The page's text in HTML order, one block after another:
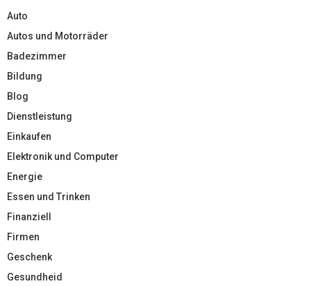
Auto
Autos und Motorräder
Badezimmer
Bildung
Blog
Dienstleistung
Einkaufen
Elektronik und Computer
Energie
Essen und Trinken
Finanziell
Firmen
Geschenk
Gesundheid